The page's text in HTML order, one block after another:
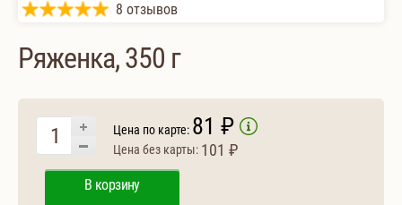
8 отзывов
Ряженка, 350 г
Цена по карте: 81 ₽
Цена без карты: 101 ₽
В корзину